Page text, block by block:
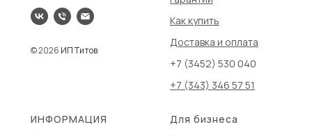
© 2026 ИП Титов
Как купить
Доставка и оплата
+7 (3452) 530 040
+7 (343) 346 57 51
ИНФОРМАЦИЯ
Для бизнеса